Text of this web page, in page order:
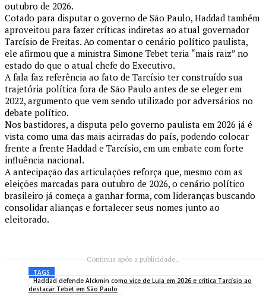
outubro de 2026.
Cotado para disputar o governo de São Paulo, Haddad também
aproveitou para fazer críticas indiretas ao atual governador
Tarcísio de Freitas. Ao comentar o cenário político paulista,
ele afirmou que a ministra Simone Tebet teria “mais raiz” no
estado do que o atual chefe do Executivo.
A fala faz referência ao fato de Tarcísio ter construído sua
trajetória política fora de São Paulo antes de se eleger em
2022, argumento que vem sendo utilizado por adversários no
debate político.
Nos bastidores, a disputa pelo governo paulista em 2026 já é
vista como uma das mais acirradas do país, podendo colocar
frente a frente Haddad e Tarcísio, em um embate com forte
influência nacional.
A antecipação das articulações reforça que, mesmo com as
eleições marcadas para outubro de 2026, o cenário político
brasileiro já começa a ganhar forma, com lideranças buscando
consolidar alianças e fortalecer seus nomes junto ao
eleitorado.
Continua após a publicidade..
TAGS
Haddad defende Alckmin como vice de Lula em 2026 e critica Tarcísio ao
destacar Tebet em São Paulo